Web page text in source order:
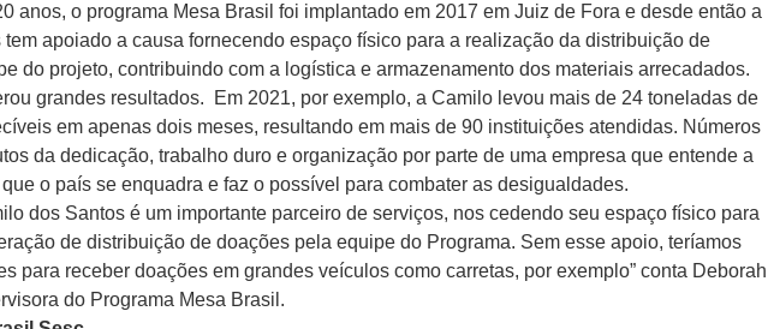
anos, o programa Mesa Brasil foi implantado em 2017 em Juiz de Fora e desde então a
apoiado a causa fornecendo espaço físico para a realização da distribuição de
do projeto, contribuindo com a logística e armazenamento dos materiais arrecadados.
grandes resultados. Em 2021, por exemplo, a Camilo levou mais de 24 toneladas de
em apenas dois meses, resultando em mais de 90 instituições atendidas. Números
da dedicação, trabalho duro e organização por parte de uma empresa que entende a
o país se enquadra e faz o possível para combater as desigualdades.
dos Santos é um importante parceiro de serviços, nos cedendo seu espaço físico para
de distribuição de doações pela equipe do Programa. Sem esse apoio, teríamos
para receber doações em grandes veículos como carretas, por exemplo” conta Deborah
do Programa Mesa Brasil.